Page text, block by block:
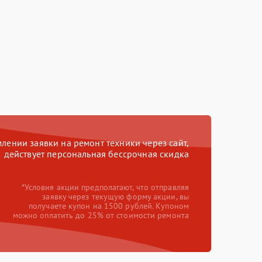
заявки на ремонт техники через сайт,
действует персональная бессрочная скидка
*Условия акции предполагают, что отправляя
заявку через текущую форму акции, вы
получаете купон на 1500 рублей. Купоном
можно оплатить до 25% от стоимости ремонта